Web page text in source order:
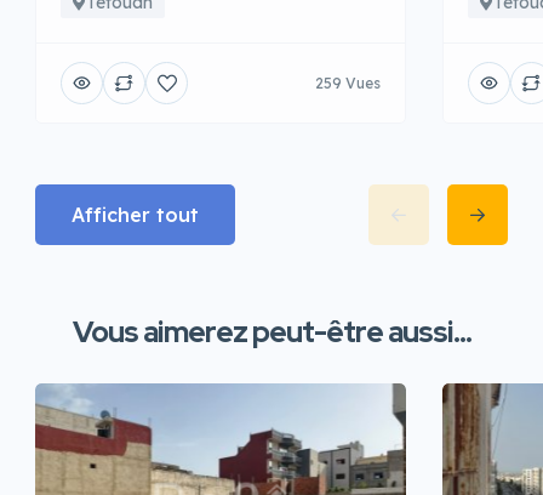
259 Vues
Afficher tout
Vous aimerez peut-être aussi...